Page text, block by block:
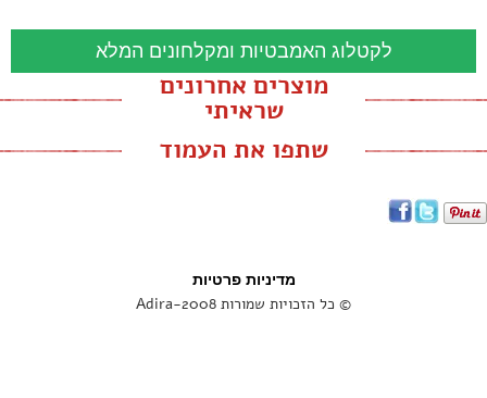
לקטלוג האמבטיות ומקלחונים המלא
מוצרים אחרונים
שראיתי
שתפו את העמוד
מדיניות פרטיות
© כל הזכויות שמורות Adira-2008